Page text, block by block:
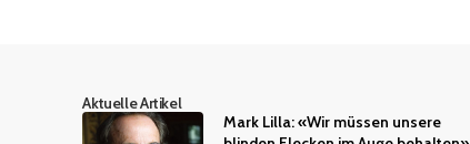
Aktuelle Artikel
Mark Lilla: «Wir müssen unsere